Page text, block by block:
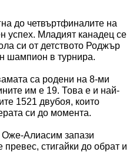
до четвъртфиналите на
успех. Младият канадец се
си от детството Роджър
шампион в турнира.
са родени на 8-ми
им е 19. Това е и най-
1521 двубоя, които
си до момента.
Оже-Алиасим запази
стигайки до обрат и